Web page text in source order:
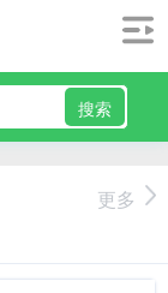
搜索
更多